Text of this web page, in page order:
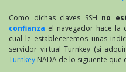
Como dichas claves SSH no
confianza el navegador hace la
cual le estableceremos unas
servidor virtual Turnkey (si
Turnkey NADA de lo siguiente que